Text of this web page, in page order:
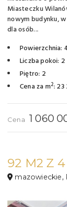
Miasteczku
nowym budynku,
dla osób...
Powierzchnia:
Liczba pokoi: 2
Piętro: 2
Cena za m2: 23
Cena 1 060
mazowieckie,